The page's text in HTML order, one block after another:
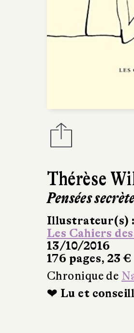
Thérèse
Pensées
Illustrateur(s) :
Les Cahiers
13/10/2016
176 pages, 23 €
Chronique de
❤ Lu et